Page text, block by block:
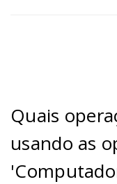
Quais
usando as